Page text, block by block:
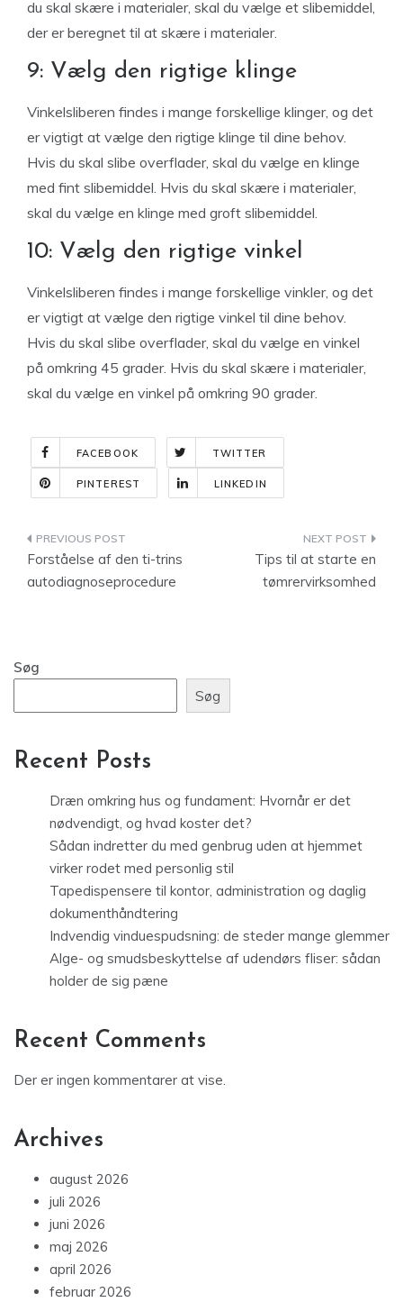
du skal skære i materialer, skal du vælge et slibemiddel,
der er beregnet til at skære i materialer.
9: Vælg den rigtige klinge
Vinkelsliberen findes i mange forskellige klinger, og det
er vigtigt at vælge den rigtige klinge til dine behov.
Hvis du skal slibe overflader, skal du vælge en klinge
med fint slibemiddel. Hvis du skal skære i materialer,
skal du vælge en klinge med groft slibemiddel.
10: Vælg den rigtige vinkel
Vinkelsliberen findes i mange forskellige vinkler, og det
er vigtigt at vælge den rigtige vinkel til dine behov.
Hvis du skal slibe overflader, skal du vælge en vinkel
på omkring 45 grader. Hvis du skal skære i materialer,
skal du vælge en vinkel på omkring 90 grader.
FACEBOOK TWITTER
PINTEREST LINKEDIN
Indlægsnavigation
Forståelse af den ti-trins
autodiagnoseprocedure
Tips til at starte en
tømrervirksomhed
Søg
Søg
Recent Posts
Dræn omkring hus og fundament: Hvornår er det
nødvendigt, og hvad koster det?
Sådan indretter du med genbrug uden at hjemmet
virker rodet med personlig stil
Tapedispensere til kontor, administration og daglig
dokumenthåndtering
Indvendig vinduespudsning: de steder mange glemmer
Alge- og smudsbeskyttelse af udendørs fliser: sådan
holder de sig pæne
Recent Comments
Der er ingen kommentarer at vise.
Archives
august 2026
juli 2026
juni 2026
maj 2026
april 2026
februar 2026